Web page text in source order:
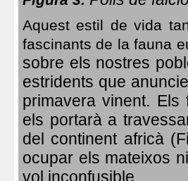
Aquest estil de vida
fascinants de la fauna
sobre els nostres
estridents que
primavera vinent. Els
els portarà a
del continent africà
ocupar els mateixos
vol inconfusible.